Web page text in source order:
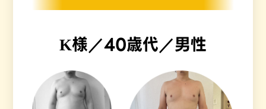
K様／40歳代／男性